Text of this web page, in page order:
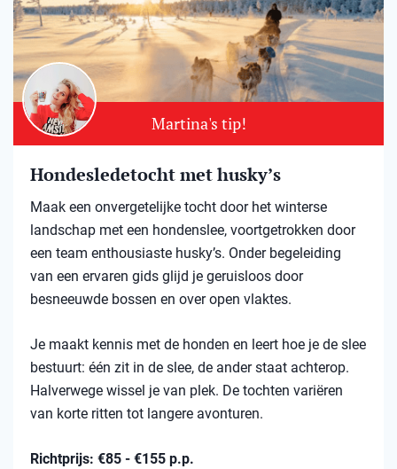
Martina's tip!
Hondesledetocht met husky’s
Maak een onvergetelijke tocht door het winterse
landschap met een hondenslee, voortgetrokken door
een team enthousiaste husky’s. Onder begeleiding
van een ervaren gids glijd je geruisloos door
besneeuwde bossen en over open vlaktes.
Je maakt kennis met de honden en leert hoe je de slee
bestuurt: één zit in de slee, de ander staat achterop.
Halverwege wissel je van plek. De tochten variëren
van korte ritten tot langere avonturen.
Richtprijs: €85 - €155 p.p.